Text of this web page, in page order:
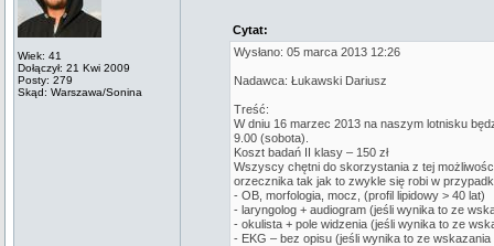
Wiek: 41
Dołączył: 21 Kwi 2009
Posty: 279
Skąd: Warszawa/Sonina
Cytat:
Wysłano: 05 marca 2013 12:26
Nadawca: Łukawski Dariusz
Treść:
W dniu 16 marzec 2013 na naszym lotnisku
9.00 (sobota).
Koszt badań II klasy – 150 zł
Wszyscy chętni do skorzystania z tej
orzecznika tak jak to zwykle się robi w
- OB, morfologia, mocz, (profil lipidowy > 40 lat)
- laryngolog + audiogram (jeśli wynika to ze
- okulista + pole widzenia (jeśli wynika to ze
- EKG – bez opisu (jeśli wynika to ze